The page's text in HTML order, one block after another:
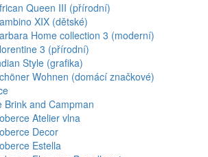
Queen III (přírodní)
XIX (dětské)
Home collection 3 (moderní)
3 (přírodní)
Style (grafika)
Wohnen (domácí značkové)
Brink and Campman
Atelier vlna
Decor
Estella